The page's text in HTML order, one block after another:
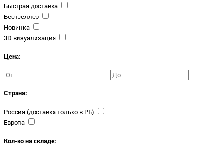
Быстрая доставка
Бестселлер
Новинка
3D визуализация
Цена:
Страна:
Россия (доставка только в РБ)
Европа
Кол-во на складе: